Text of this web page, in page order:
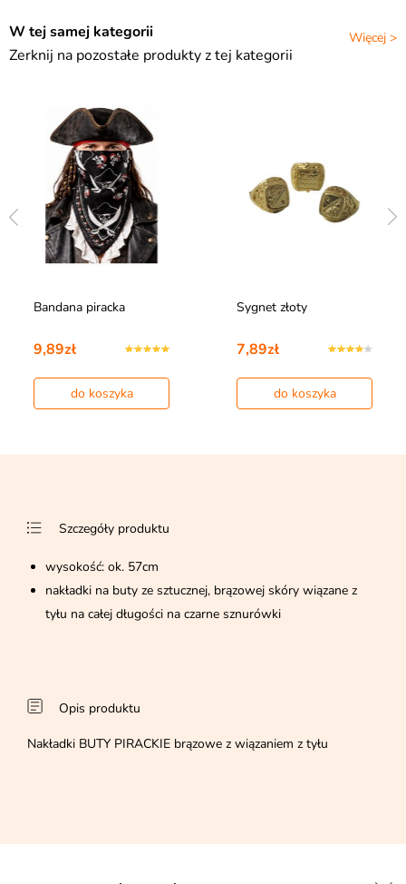
Więcej >
W tej samej kategorii
Zerknij na pozostałe produkty z tej kategorii
Bandana piracka
9,89zł
do koszyka
Sygnet złoty
7,89zł
do koszyka
Szczegóły produktu
wysokość: ok. 57cm
nakładki na buty ze sztucznej, brązowej skóry wiązane z
tyłu na całej długości na czarne sznurówki
Opis produktu
Nakładki BUTY PIRACKIE brązowe z wiązaniem z tyłu